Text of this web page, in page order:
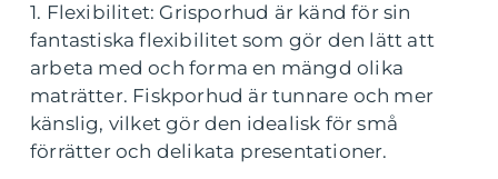
1. Flexibilitet: Grisporhud är känd för sin
fantastiska flexibilitet som gör den lätt att
arbeta med och forma en mängd olika
maträtter. Fiskporhud är tunnare och mer
känslig, vilket gör den idealisk för små
förrätter och delikata presentationer.